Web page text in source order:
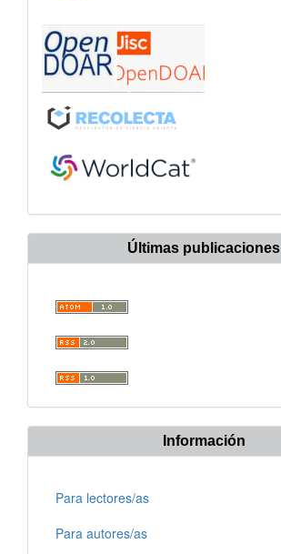
Últimas publicaciones
Información
Para lectores/as
Para autores/as